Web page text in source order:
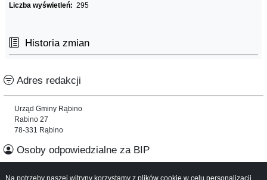
Liczba wyświetleń: 295
Historia zmian
Adres redakcji
Urząd Gminy Rąbino
Rabino 27
78-331 Rąbino
Osoby odpowiedzialne za BIP
Na potrzeby naszej witryny korzystamy z plików cookie w celu personalizacji